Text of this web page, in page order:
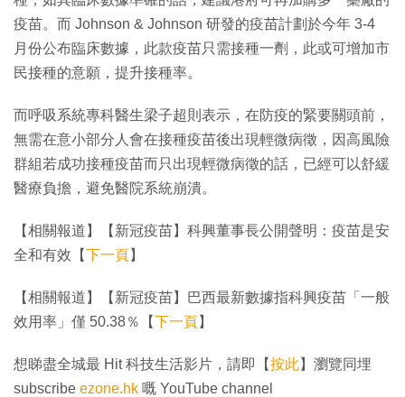
疫苗。而 Johnson & Johnson 研發的疫苗計劃於今年 3-4
月份公布臨床數據，此款疫苗只需接種一劑，此或可增加市
民接種的意願，提升接種率。
而呼吸系統專科醫生梁子超則表示，在防疫的緊要關頭前，
無需在意小部分人會在接種疫苗後出現輕微病徵，因高風險
群組若成功接種疫苗而只出現輕微病徵的話，已經可以舒緩
醫療負擔，避免醫院系統崩潰。
【相關報道】【新冠疫苗】科興董事長公開聲明：疫苗是安
全和有效【下一頁】
【相關報道】【新冠疫苗】巴西最新數據指科興疫苗「一般
效用率」僅 50.38％【下一頁】
想睇盡全城最 Hit 科技生活影片，請即【按此】瀏覽同埋
subscribe ezone.hk 嘅 YouTube channel